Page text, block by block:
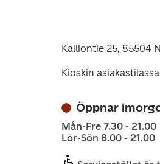
Kalliontie 25, 85504
Kioskin asiakastilassa
Öppnar
Mån-Fre 7.30 - 21.00
Lör-Sön 8.00 - 21.00